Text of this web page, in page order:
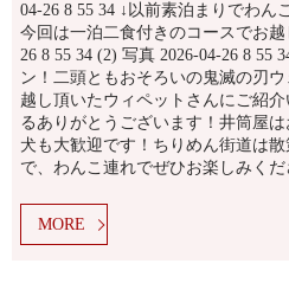
04-26 8 55 34 ↓以前素泊まりでわん
今回は一泊二食付きのコースでお
26 8 55 34 (2) 写真 2026-04-26 8 55
ン！二頭ともおそろいの鬼滅の刃
越し頂いたウィペットさんにご紹
るありがとうございます！井筒屋
犬も大歓迎です！ちりめん街道は
で、わんこ連れでぜひお楽しみくだ
MORE